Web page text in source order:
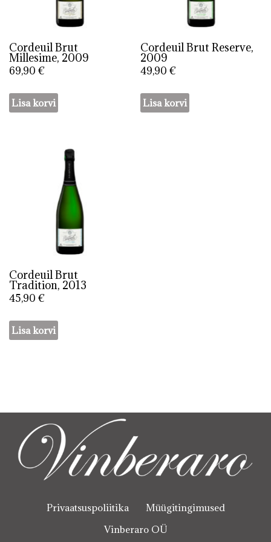
Cordeuil Brut
Millesime, 2009
69,90 €
Lisa korvi
Cordeuil Brut Reserve,
2009
49,90€
Lisa korvi
Cordeuil Brut
Tradition, 2013
45,90 €
Lisa korvi
Privaatsuspoliitika
Müügitingimused
Vinberaro OÜ